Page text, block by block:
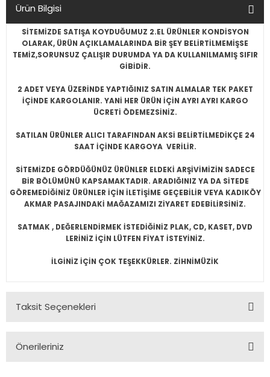
Ürün Bilgisi
SİTEMİZDE SATIŞA KOYDUĞUMUZ 2.EL ÜRÜNLER KONDİSYON
OLARAK, ÜRÜN AÇIKLAMALARINDA BİR ŞEY BELİRTİLMEMİŞSE
TEMİZ,SORUNSUZ ÇALIŞIR DURUMDA YA DA KULLANILMAMIŞ SIFIR
GİBİDİR.
2 ADET VEYA ÜZERİNDE YAPTIĞINIZ SATIN ALMALAR TEK PAKET
İÇİNDE KARGOLANIR. YANİ HER ÜRÜN İÇİN AYRI AYRI KARGO
ÜCRETİ ÖDEMEZSİNİZ.
SATILAN ÜRÜNLER ALICI TARAFINDAN AKSİ BELİRTİLMEDİKÇE 24
SAAT İÇİNDE KARGOYA VERİLİR.
SİTEMİZDE GÖRDÜĞÜNÜZ ÜRÜNLER ELDEKİ ARŞİVİMİZİN SADECE
BİR BÖLÜMÜNÜ KAPSAMAKTADIR. ARADIĞINIZ YA DA SİTEDE
GÖREMEDİĞİNİZ ÜRÜNLER İÇİN İLETİŞİME GEÇEBİLİR VEYA KADIKÖY
AKMAR PASAJINDAKİ MAĞAZAMIZI ZİYARET EDEBİLİRSİNİZ.
SATMAK , DEĞERLENDİRMEK İSTEDİĞİNİZ PLAK, CD, KASET, DVD
LERİNİZ İÇİN LÜTFEN FİYAT İSTEYİNİZ.
İLGİNİZ İÇİN ÇOK TEŞEKKÜRLER. ZİHNİMÜZİK
Taksit Seçenekleri
Önerileriniz